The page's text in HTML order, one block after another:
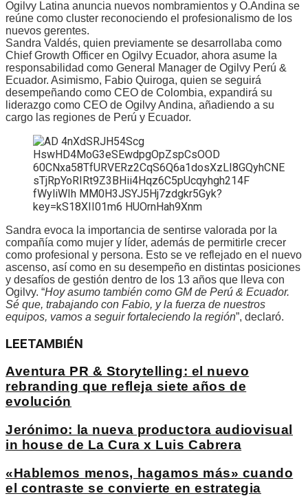
Ogilvy Latina anuncia nuevos nombramientos y O.Andina se
reúne como cluster reconociendo el profesionalismo de los
nuevos gerentes.
Sandra Valdés, quien previamente se desarrollaba como
Chief Growth Officer en Ogilvy Ecuador, ahora asume la
responsabilidad como General Manager de Ogilvy Perú &
Ecuador. Asimismo, Fabio Quiroga, quien se seguirá
desempeñando como CEO de Colombia, expandirá su
liderazgo como CEO de Ogilvy Andina, añadiendo a su
cargo las regiones de Perú y Ecuador.
Sandra evoca la importancia de sentirse valorada por la
compañía como mujer y líder, además de permitirle crecer
como profesional y persona. Esto se ve reflejado en el nuevo
ascenso, así como en su desempeño en distintas posiciones
y desafíos de gestión dentro de los 13 años que lleva con
Ogilvy. “Hoy asumo también como GM de Perú & Ecuador.
Sé que, trabajando con Fabio, y la fuerza de nuestros
equipos, vamos a seguir fortaleciendo la región”, declaró.
LEETAMBIÉN
Aventura PR & Storytelling: el nuevo
rebranding que refleja siete años de
evolución
Jerónimo: la nueva productora audiovisual
in house de La Cura x Luis Cabrera
«Hablemos menos, hagamos más» cuando
el contraste se convierte en estrategia